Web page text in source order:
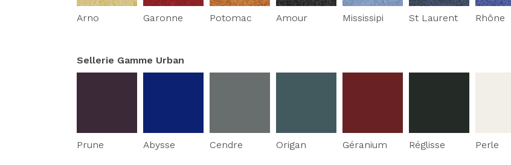
Arno Garonne Potomac Amour Mississipi St Laurent Rhône
Sellerie Gamme Urban
Prune Abysse Cendre Origan Géranium Réglisse Perle